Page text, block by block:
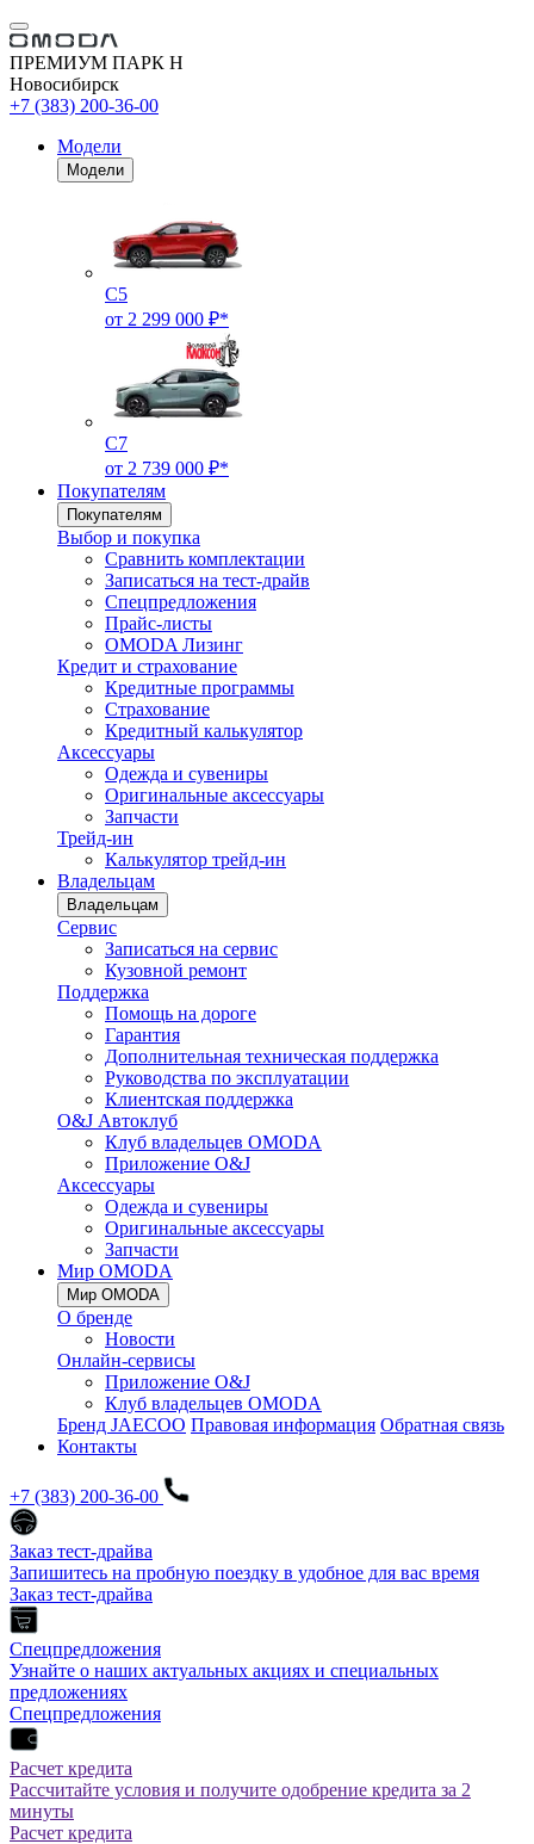
ПРЕМИУМ ПАРК Н
Новосибирск
+7 (383) 200-36-00
Модели
Модели
C5
от 2 299 000 ₽*
C7
от 2 739 000 ₽*
Покупателям
Покупателям
Выбор и покупка
Сравнить комплектации
Записаться на тест-драйв
Cпецпредложения
Прайс-листы
OMODA Лизинг
Кредит и страхование
Кредитные программы
Страхование
Кредитный калькулятор
Аксессуары
Одежда и сувениры
Оригинальные аксессуары
Запчасти
Трейд-ин
Калькулятор трейд-ин
Владельцам
Владельцам
Сервис
Записаться на сервис
Кузовной ремонт
Поддержка
Помощь на дороге
Гарантия
Дополнительная техническая поддержка
Руководства по эксплуатации
Клиентская поддержка
O&J Автоклуб
Клуб владельцев OMODA
Приложение O&J
Аксессуары
Одежда и сувениры
Оригинальные аксессуары
Запчасти
Мир OMODA
Мир OMODA
О бренде
Новости
Онлайн-сервисы
Приложение O&J
Клуб владельцев OMODA
Бренд JAECOO Правовая информация Обратная связь
Контакты
+7 (383) 200-36-00
Заказ тест-драйва
Запишитесь на пробную поездку в удобное для вас время
Заказ тест-драйва
Спецпредложения
Узнайте о наших актуальных акциях и специальных
предложениях
Спецпредложения
Расчет кредита
Рассчитайте условия и получите одобрение кредита за 2
минуты
Расчет кредита